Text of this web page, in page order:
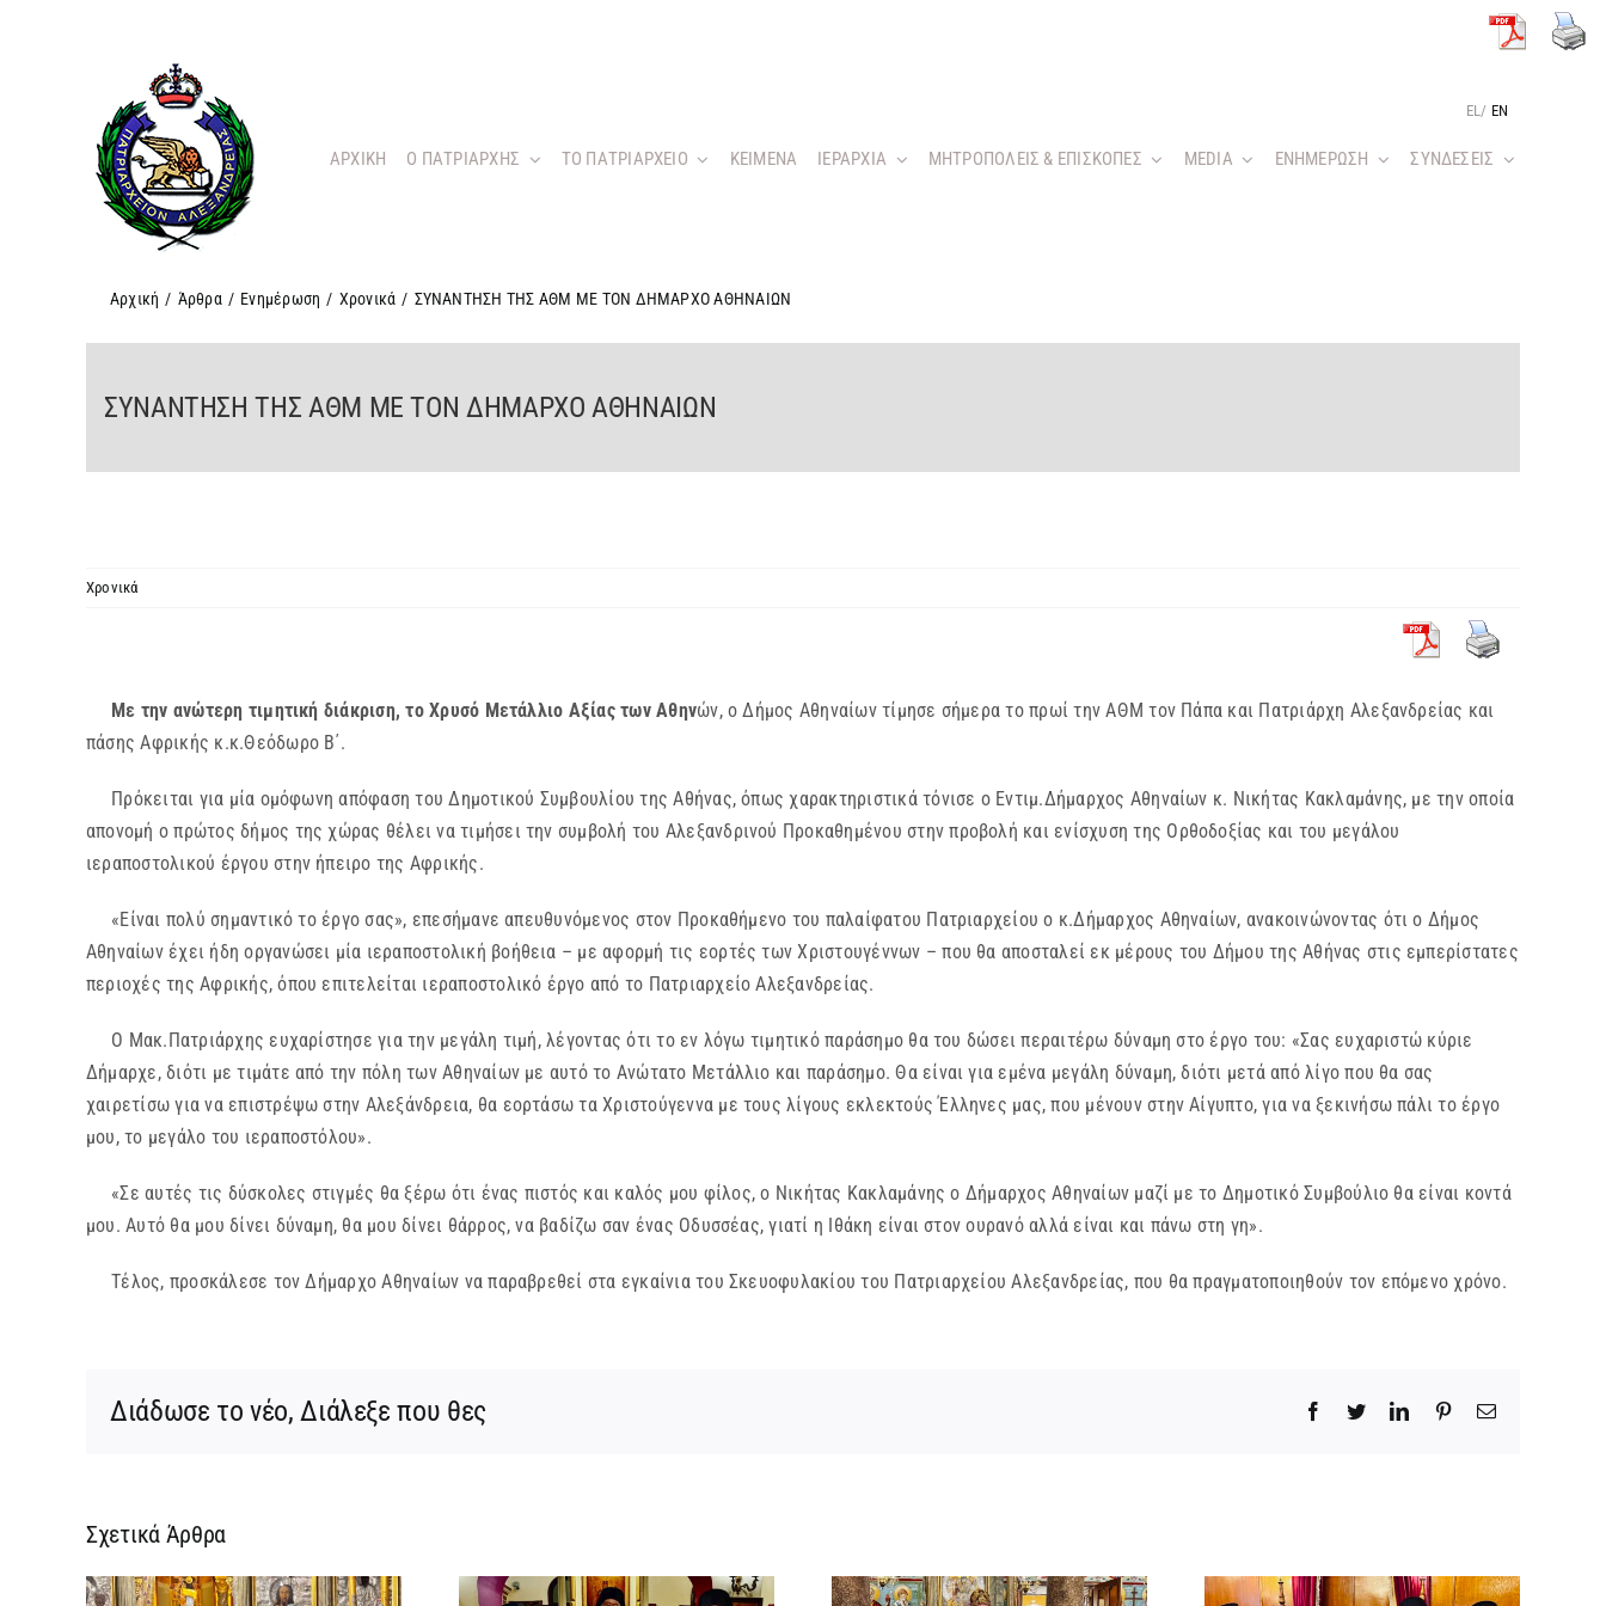
EL / EN
ΑΡΧΙΚΗ O ΠΑΤΡΙΑΡΧΗΣ ΤΟ ΠΑΤΡΙΑΡΧΕΙΟ KEIMENA ΙΕΡΑΡΧΙΑ ΜΗΤΡΟΠΟΛΕΙΣ & ΕΠΙΣΚΟΠΕΣ MEDIA ΕΝΗΜΕΡΩΣΗ ΣΥΝΔΕΣΕΙΣ
Αρχική / Άρθρα / Ενημέρωση / Χρονικά / ΣΥΝΑΝΤΗΣΗ ΤΗΣ ΑΘΜ ΜΕ ΤΟΝ ΔΗΜΑΡΧΟ ΑΘΗΝΑΙΩΝ
ΣΥΝΑΝΤΗΣΗ ΤΗΣ ΑΘΜ ΜΕ ΤΟΝ ΔΗΜΑΡΧΟ ΑΘΗΝΑΙΩΝ
Χρονικά
Mε την ανώτερη τιμητική διάκριση, το Χρυσό Μετάλλιο Αξίας των Αθηνών, ο Δήμος Αθηναίων τίμησε σήμερα το πρωί την ΑΘΜ τον Πάπα και Πατριάρχη Αλεξανδρείας και
πάσης Αφρικής κ.κ.Θεόδωρο Β΄.
Πρόκειται για μία ομόφωνη απόφαση του Δημοτικού Συμβουλίου της Αθήνας, όπως χαρακτηριστικά τόνισε ο Εντιμ.Δήμαρχος Αθηναίων κ. Νικήτας Κακλαμάνης, με την οποία
απονομή ο πρώτος δήμος της χώρας θέλει να τιμήσει την συμβολή του Αλεξανδρινού Προκαθημένου στην προβολή και ενίσχυση της Ορθοδοξίας και του μεγάλου
ιεραποστολικού έργου στην ήπειρο της Αφρικής.
«Είναι πολύ σημαντικό το έργο σας», επεσήμανε απευθυνόμενος στον Προκαθήμενο του παλαίφατου Πατριαρχείου ο κ.Δήμαρχος Αθηναίων, ανακοινώνοντας ότι ο Δήμος
Αθηναίων έχει ήδη οργανώσει μία ιεραποστολική βοήθεια – με αφορμή τις εορτές των Χριστουγέννων – που θα αποσταλεί εκ μέρους του Δήμου της Αθήνας στις εμπερίστατες
περιοχές της Αφρικής, όπου επιτελείται ιεραποστολικό έργο από το Πατριαρχείο Αλεξανδρείας.
Ο Μακ.Πατριάρχης ευχαρίστησε για την μεγάλη τιμή, λέγοντας ότι το εν λόγω τιμητικό παράσημο θα του δώσει περαιτέρω δύναμη στο έργο του: «Σας ευχαριστώ κύριε
Δήμαρχε, διότι με τιμάτε από την πόλη των Αθηναίων με αυτό το Ανώτατο Μετάλλιο και παράσημο. Θα είναι για εμένα μεγάλη δύναμη, διότι μετά από λίγο που θα σας
χαιρετίσω για να επιστρέψω στην Αλεξάνδρεια, θα εορτάσω τα Χριστούγεννα με τους λίγους εκλεκτούς Έλληνες μας, που μένουν στην Αίγυπτο, για να ξεκινήσω πάλι το έργο
μου, το μεγάλο του ιεραποστόλου».
«Σε αυτές τις δύσκολες στιγμές θα ξέρω ότι ένας πιστός και καλός μου φίλος, ο Νικήτας Κακλαμάνης ο Δήμαρχος Αθηναίων μαζί με το Δημοτικό Συμβούλιο θα είναι κοντά
μου. Αυτό θα μου δίνει δύναμη, θα μου δίνει θάρρος, να βαδίζω σαν ένας Οδυσσέας, γιατί η Ιθάκη είναι στον ουρανό αλλά είναι και πάνω στη γη».
Τέλος, προσκάλεσε τον Δήμαρχο Αθηναίων να παραβρεθεί στα εγκαίνια του Σκευοφυλακίου του Πατριαρχείου Αλεξανδρείας, που θα πραγματοποιηθούν τον επόμενο χρόνο.
Διάδωσε το νέο, Διάλεξε που θες Facebook
TwitterLinkedInPinterestEmail
Σχετικά Άρθρα